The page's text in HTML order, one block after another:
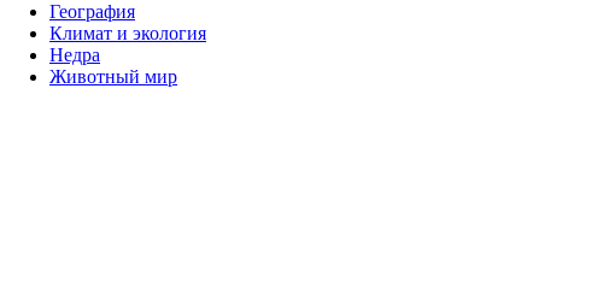
География
Климат и экология
Недра
Животный мир